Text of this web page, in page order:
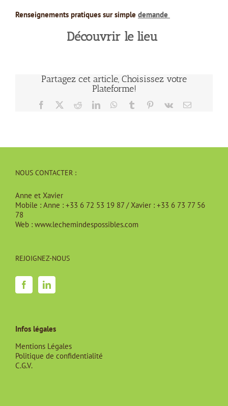
Renseignements pratiques sur simple demande
Découvrir le lieu
Partagez cet article, Choisissez votre
Plateforme!
Facebook RedditLinkedInWhatsApp
Tumblr Pinterest
Vk Email
NOUS CONTACTER :
Anne et Xavier
Mobile : Anne : +33 6 72 53 19 87 / Xavier : +33 6 73 77 56
78
Web : www.lechemindespossibles.com
REJOIGNEZ-NOUS
Infos légales
Mentions Légales
Politique de confidentialité
C.G.V.